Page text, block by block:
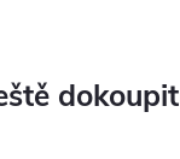
dokoupit